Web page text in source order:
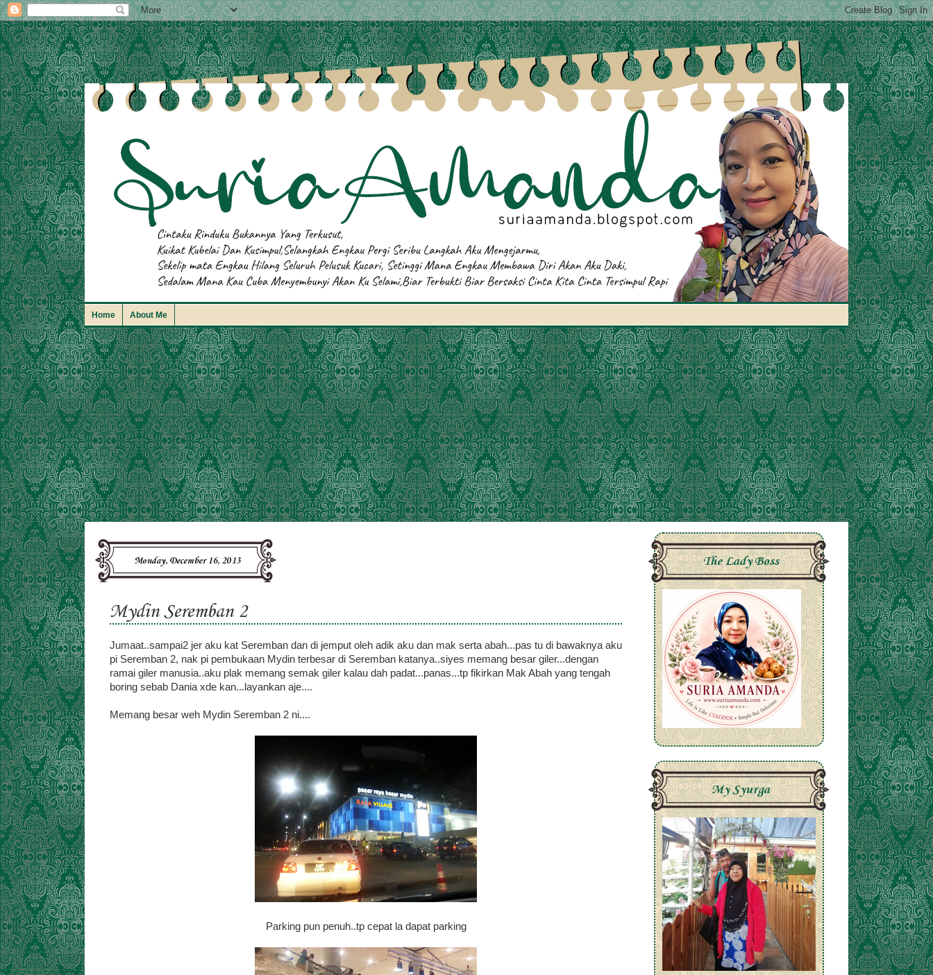
Home About Me
Monday, December 16, 2013
Mydin Seremban 2
Jumaat..sampai2 jer aku kat Seremban dan di jemput oleh adik aku dan mak serta abah...pas tu di bawaknya aku
pi Seremban 2, nak pi pembukaan Mydin terbesar di Seremban katanya..siyes memang besar giler...dengan
ramai giler manusia..aku plak memang semak giler kalau dah padat...panas...tp fikirkan Mak Abah yang tengah
boring sebab Dania xde kan...layankan aje....
Memang besar weh Mydin Seremban 2 ni....
Parking pun penuh..tp cepat la dapat parking
The Lady Boss
My Syurga